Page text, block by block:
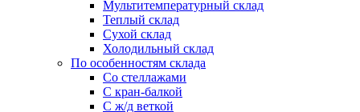
Мультитемпературный склад
Теплый склад
Сухой склад
Холодильный склад
По особенностям склада
Со стеллажами
С кран-балкой
С ж/д веткой